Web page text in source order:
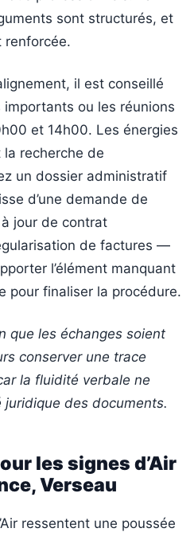
sont structurés, et
renforcée.
il est conseillé
ou les réunions
et 14h00. Les énergies
recherche de
un dossier administratif
d’une demande de
jour de contrat
de factures —
l’élément manquant
pour finaliser la procédure.
que les échanges soient
conserver une trace
la fluidité verbale ne
des documents.
les signes d’Air
Verseau
ressentent une poussée